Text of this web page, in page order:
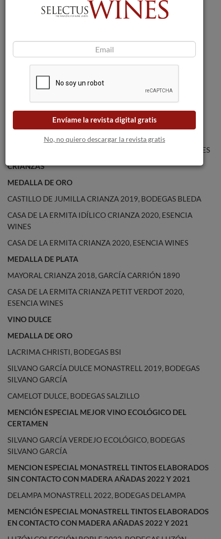
MEDALLA DE ORO
ONTALBA EQUILIBRISTA 2020, BODEGAS ONTALBA
CEPAS VIEJAS 2020, ESENCIA WINES
DELAMPA CENTENARIO 2019, BODEGAS DELAMPA
OLIVARES UMBRÍA DE LA HOYA 2020, BODEGAS OLIVARES
CRIANZAS
MEDALLA DE ORO
CASTILLO DE JUMILLA CRIANZA 2019, BODEGAS BLEDA
CASA DE LA ERMITA IDÍLICO CRIANZA 2020, ESENCIA
WINES
CASA DE LA ERMITA CRIANZA 2020, ESENCIA WINES
MEDALLA DE PLATA
MAYORAL CRIANZA 2018, GARCÍA CARRIÓN 1890
CASA DE LA ERMITA CRIANZA PETIT VERDOT 2020,
ESENCIA WINES
VINO DULCE
MEDALLA DE ORO
LACRIMA CHRISTI, BODEGAS BSI
SILVANO GARCÍA DULCE MONASTRELL 2019, BODEGAS
SILVANO GARCÍA
CAMELOT DULCE, BODEGAS SALZILLO
MENCIÓN ESPECIAL MEJOR VINO ECOLÓGICO DEL
CERTAMEN
SILVANO GARCÍA VERDEJO ECOLÓGICO, BODEGAS
SILVANO GARCÍA
MENCION ESPECIAL MONASTRELL TINTOS ELABORADOS
SIN CONTACTO CON MADERA AÑADAS 2022 Y 2021
DELAMPA MONASTRELL 2022, BODEGAS DELAMPA
MENCIÓN ESPECIAL MONASTRELL TINTOS ELABORADOS
EN CONTACTO CON MADERA AÑADAS 2022 Y 2021
Envíame la revista digital gratis
No, no quiero descargar la revista gratis